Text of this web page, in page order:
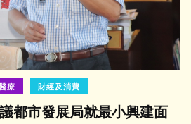
療 財經及消費
都市發展局就最小興建面